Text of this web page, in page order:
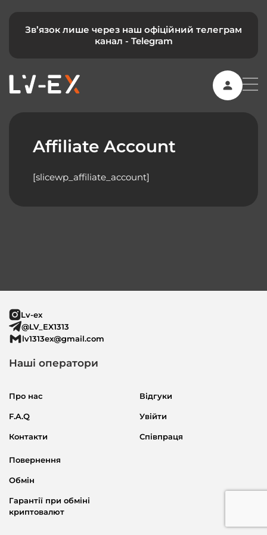
Зв’язок лише через наш офіційний телеграм
канал - Telegram
Affiliate Account
[slicewp_affiliate_account]
Lv-ex
@LV_EX1313
lv1313ex@gmail.com
Наші оператори
Про нас
F.A.Q
Контакти
Відгуки
Увійти
Співпраця
Повернення
Обмін
Гарантії при обміні
криптовалют